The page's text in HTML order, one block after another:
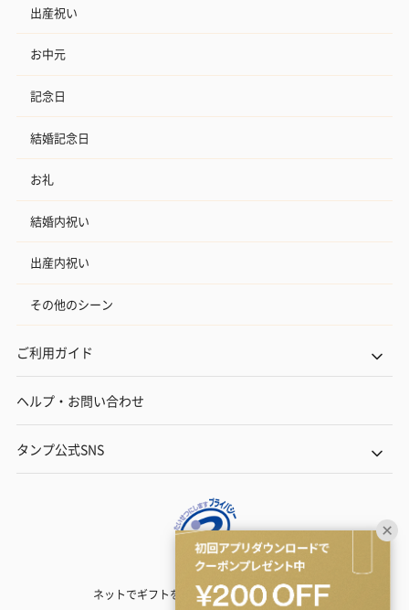
出産祝い
お中元
記念日
結婚記念日
お礼
結婚内祝い
出産内祝い
その他のシーン
ご利用ガイド
ヘルプ・お問い合わせ
タンプ公式SNS
ネットでギフトを贈るなら | TANP（タンプ）